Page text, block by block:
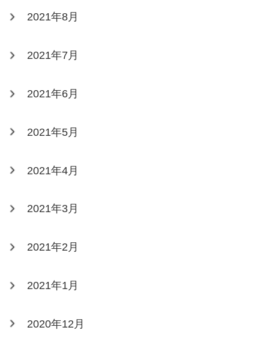
2021年8月
2021年7月
2021年6月
2021年5月
2021年4月
2021年3月
2021年2月
2021年1月
2020年12月